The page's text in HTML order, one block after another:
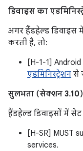
डिवाइस का
अगर हैंडहेल्ड डिवाइस
करती है, तो:
[H-1-1]
एडमिनिस्ट्रेशन से
सुलभता (सेक्शन 3.10)
हैंडहेल्ड डिवाइसों में
[H-SR] MUST
services.